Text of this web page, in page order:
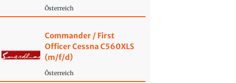
Österreich
Commander / First
Officer Cessna C560XLS
(m/f/d)
Österreich